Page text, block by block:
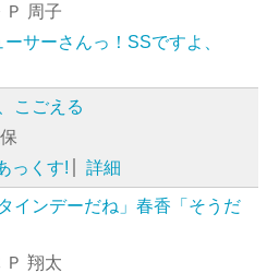
Ｐ 周子
サーさんっ！SSですよ、
こごえる
っくす! 詳細
インデーだね」春香「そうだ
Ｐ 翔太